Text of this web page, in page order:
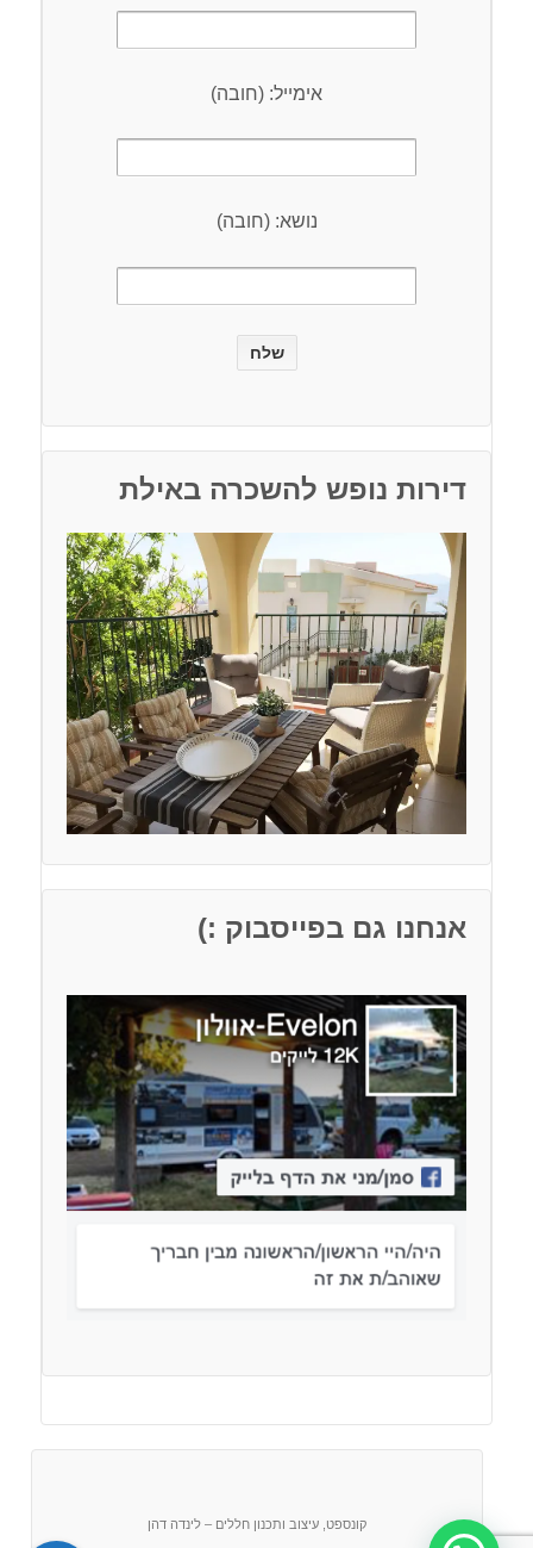
אימייל: (חובה)
נושא: (חובה)
דירות נופש להשכרה באילת
אנחנו גם בפייסבוק :)
קונספט, עיצוב ותכנון חללים – לינדה דהן